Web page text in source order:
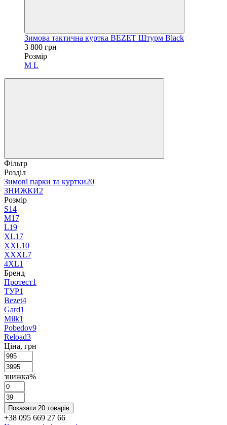
Зимова тактична куртка BEZET Штурм Black
3 800 грн
Розмір
M L
Фільтр
Розділ
Зимові парки та куртки20
ЗНИЖКИ2
Розмір
S14
M17
L19
XL17
XXL10
XXXL7
4XL1
Бренд
Протест1
ТУР1
Bezet4
Gard1
Milk1
Pobedov9
Reload3
Ціна, грн
знижка%
Показати 20 товарів
+38 095 669 27 66